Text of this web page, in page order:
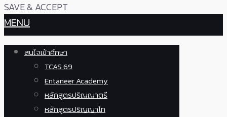
SAVE & ACCEPT
MENU
สนใจเข้าศึกษา
TCAS 69
Entaneer Academy
หลักสูตรปริญญาตรี
หลักสูตรปริญญาโท